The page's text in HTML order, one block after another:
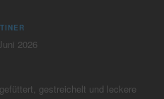
2026
gestreichelt und leckere